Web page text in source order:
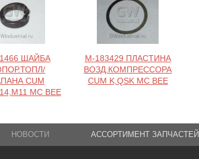
ШАЙБА
CUM
MC BEE
M-183429 ПЛАСТИНА
ВОЗД.КОМПРЕССОРА
CUM K,QSK MC BEE
НОВОСТИ АССОРТИМЕНТ ЗАПЧАСТЕЙ